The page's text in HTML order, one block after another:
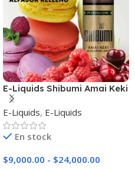
E-Liquids Shibumi Amai Keki
E-Liquids, E-Liquids
En stock
$9,000.00 - $24,000.00